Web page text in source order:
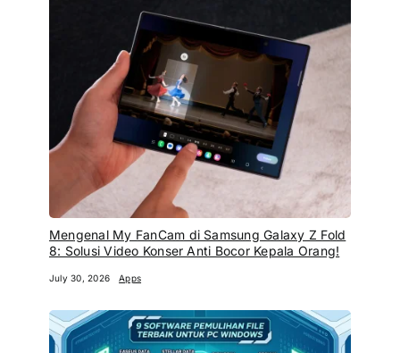
Mengenal My FanCam di Samsung Galaxy Z Fold
8: Solusi Video Konser Anti Bocor Kepala Orang!
July 30, 2026 Apps